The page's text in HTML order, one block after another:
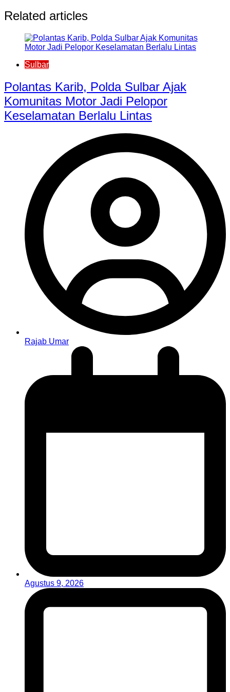
Related articles
Sulbar
Polantas Karib, Polda Sulbar Ajak
Komunitas Motor Jadi Pelopor
Keselamatan Berlalu Lintas
Rajab Umar
Agustus 9, 2026